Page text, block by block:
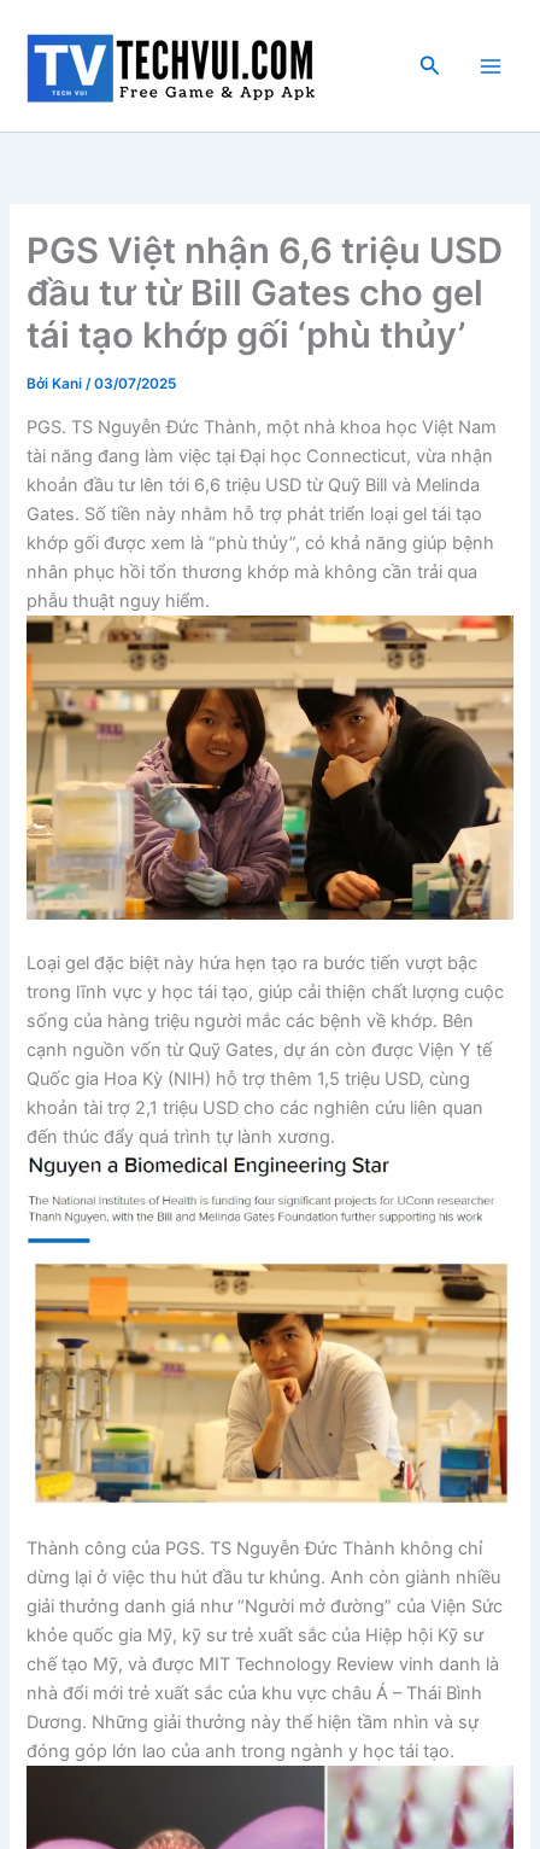
dung
Tìm
PGS Việt nhận 6,6 triệu USD
đầu tư từ Bill Gates cho gel
tái tạo khớp gối ‘phù thủy’
Bởi Kani/03/07/2025
PGS. TS Nguyễn Đức Thành, một nhà khoa học Việt Nam
tài năng đang làm việc tại Đại học Connecticut, vừa nhận
khoản đầu tư lên tới 6,6 triệu USD từ Quỹ Bill và Melinda
Gates. Số tiền này nhằm hỗ trợ phát triển loại gel tái tạo
khớp gối được xem là “phù thủy”, có khả năng giúp bệnh
nhân phục hồi tổn thương khớp mà không cần trải qua
phẫu thuật nguy hiểm.
Loại gel đặc biệt này hứa hẹn tạo ra bước tiến vượt bậc
trong lĩnh vực y học tái tạo, giúp cải thiện chất lượng cuộc
sống của hàng triệu người mắc các bệnh về khớp. Bên
cạnh nguồn vốn từ Quỹ Gates, dự án còn được Viện Y tế
Quốc gia Hoa Kỳ (NIH) hỗ trợ thêm 1,5 triệu USD, cùng
khoản tài trợ 2,1 triệu USD cho các nghiên cứu liên quan
đến thúc đẩy quá trình tự lành xương.
Thành công của PGS. TS Nguyễn Đức Thành không chỉ
dừng lại ở việc thu hút đầu tư khủng. Anh còn giành nhiều
giải thưởng danh giá như “Người mở đường” của Viện Sức
khỏe quốc gia Mỹ, kỹ sư trẻ xuất sắc của Hiệp hội Kỹ sư
chế tạo Mỹ, và được MIT Technology Review vinh danh là
nhà đổi mới trẻ xuất sắc của khu vực châu Á – Thái Bình
Dương. Những giải thưởng này thể hiện tầm nhìn và sự
đóng góp lớn lao của anh trong ngành y học tái tạo.